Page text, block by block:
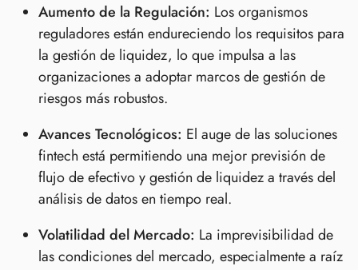
Aumento de la Regulación: Los organismos
reguladores están endureciendo los requisitos para
la gestión de liquidez, lo que impulsa a las
organizaciones a adoptar marcos de gestión de
riesgos más robustos.
Avances Tecnológicos: El auge de las soluciones
fintech está permitiendo una mejor previsión de
flujo de efectivo y gestión de liquidez a través del
análisis de datos en tiempo real.
Volatilidad del Mercado: La imprevisibilidad de
las condiciones del mercado, especialmente a raíz